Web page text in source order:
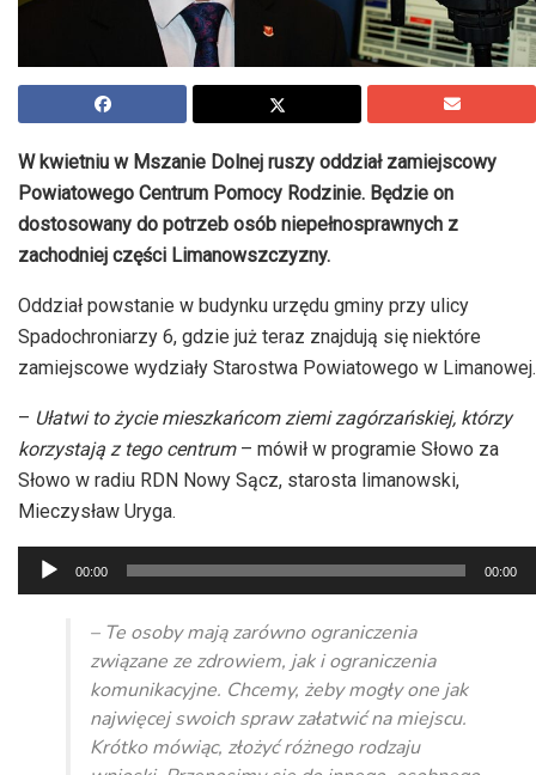
W kwietniu w Mszanie Dolnej ruszy oddział zamiejscowy
Powiatowego Centrum Pomocy Rodzinie. Będzie on
dostosowany do potrzeb osób niepełnosprawnych z
zachodniej części Limanowszczyzny.
Oddział powstanie w budynku urzędu gminy przy ulicy
Spadochroniarzy 6, gdzie już teraz znajdują się niektóre
zamiejscowe wydziały Starostwa Powiatowego w Limanowej.
– Ułatwi to życie mieszkańcom ziemi zagórzańskiej, którzy
korzystają z tego centrum– mówił w programie Słowo za
Słowo w radiu RDN Nowy Sącz, starosta limanowski,
Mieczysław Uryga.
Odtwarzacz
plików
dźwiękowych
00:00 00:00
– Te osoby mają zarówno ograniczenia
związane ze zdrowiem, jak i ograniczenia
komunikacyjne. Chcemy, żeby mogły one jak
najwięcej swoich spraw załatwić na miejscu.
Krótko mówiąc, złożyć różnego rodzaju